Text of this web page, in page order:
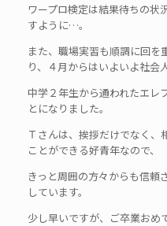
ワープロ検定は結果待ちの状
すように…。
また、職場実習も順調に回を
り、４月からはいよいよ社会人
中学２年生から通われたエレ
とになりました。
Ｔさんは、挨拶だけでなく、
ことができる好青年なので、
きっと周囲の方々からも信頼
しています。
少し早いですが、ご卒業おめ